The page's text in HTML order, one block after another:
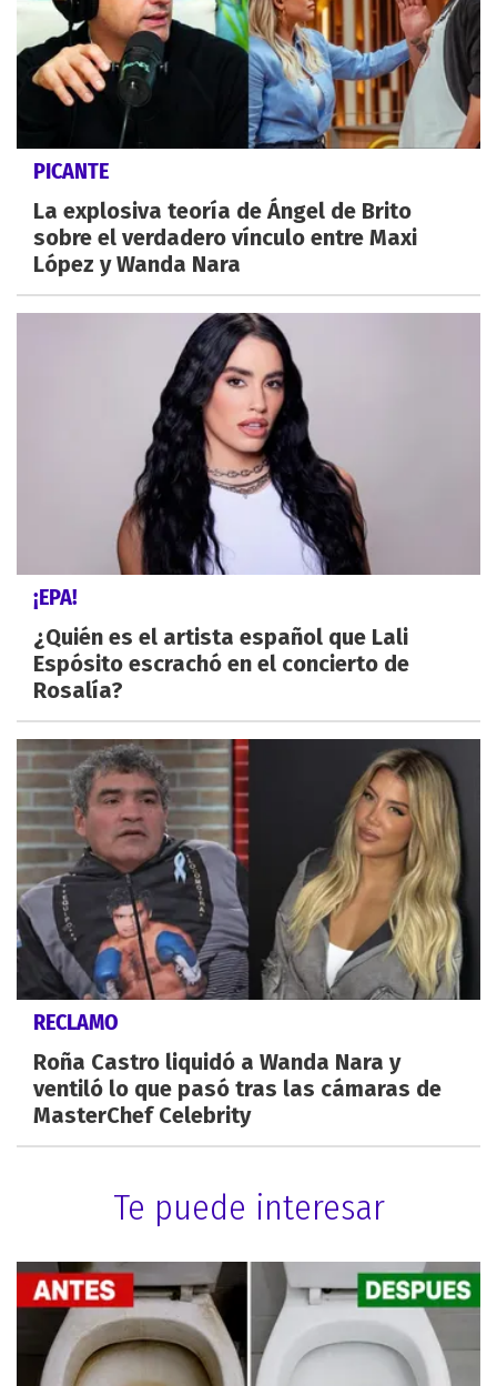
PICANTE
La explosiva teoría de Ángel de Brito
sobre el verdadero vínculo entre Maxi
López y Wanda Nara
¡EPA!
¿Quién es el artista español que Lali
Espósito escrachó en el concierto de
Rosalía?
RECLAMO
Roña Castro liquidó a Wanda Nara y
ventiló lo que pasó tras las cámaras de
MasterChef Celebrity
Te puede interesar